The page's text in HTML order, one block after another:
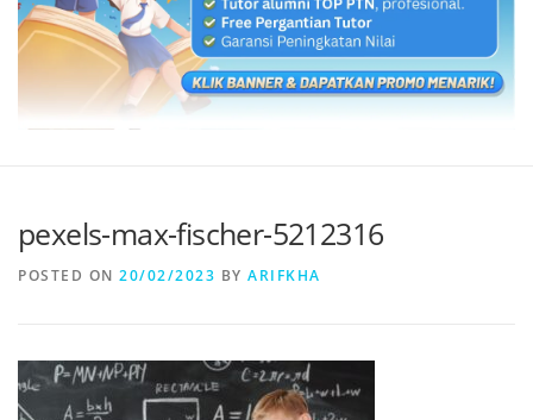
BLOG DAFTAR SEKOLAH
pexels-max-fischer-5212316
POSTED ON 20/02/2023 BY ARIFKHA